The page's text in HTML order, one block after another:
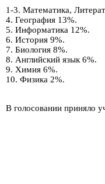
1-3. Математика,
4. География 13%.
5. Информатика 12%.
6. История 9%.
7. Биология 8%.
8. Английский язык 6%.
9. Химия 6%.
10. Физика 2%.
В голосовании приняло